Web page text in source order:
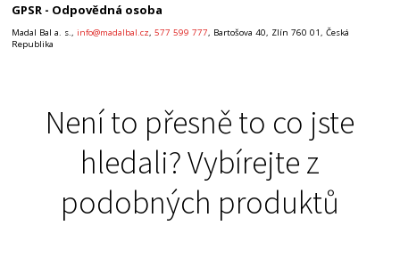
GPSR - Odpovědná osoba
Madal Bal a. s., info@madalbal.cz,577 599 777, Bartošova 40, Zlín 760 01, Česká
Republika
Není to přesně to co jste
hledali? Vybírejte z
podobných produktů